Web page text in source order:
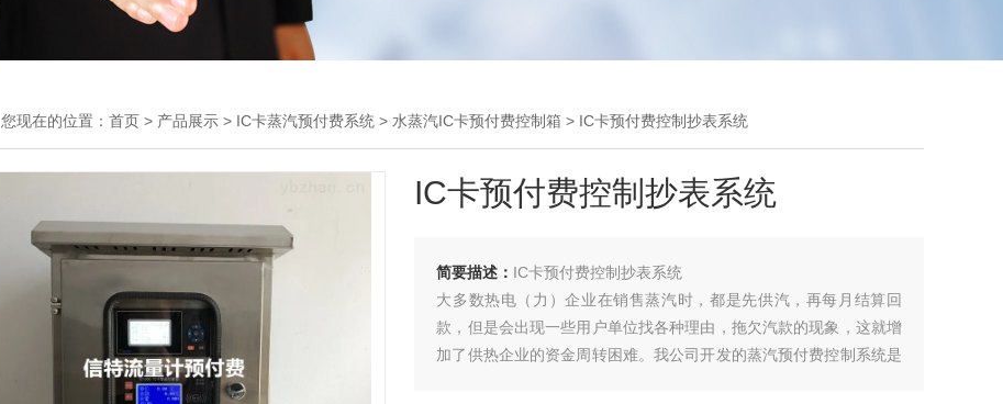
您现在的位置： 首页 > 产品展示 > IC卡蒸汽预付费系统 > 水蒸汽IC卡预付费控制箱 > IC卡预付费控制抄表系统
IC卡预付费控制抄表系统
简要描述： IC卡预付费控制抄表系统
大多数热电（力）企业在销售蒸汽时，都是先供汽，再每月结算回
款，但是会出现一些用户单位找各种理由，拖欠汽款的现象，这就增
加了供热企业的资金周转困难。我公司开发的蒸汽预付费控制系统是